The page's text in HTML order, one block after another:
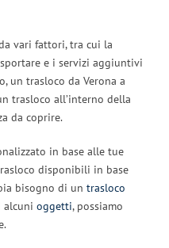
vari fattori, tra cui la
e i servizi aggiuntivi
un trasloco da Verona a
trasloco all’interno della
da coprire.
in base alle tue
disponibili in base
bisogno di un trasloco
oggetti, possiamo